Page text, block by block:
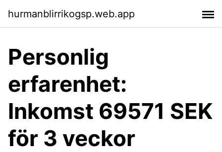
hurmanblirrikogsp.web.app
Personlig
erfarenhet:
Inkomst 69571 SEK
för 3 veckor